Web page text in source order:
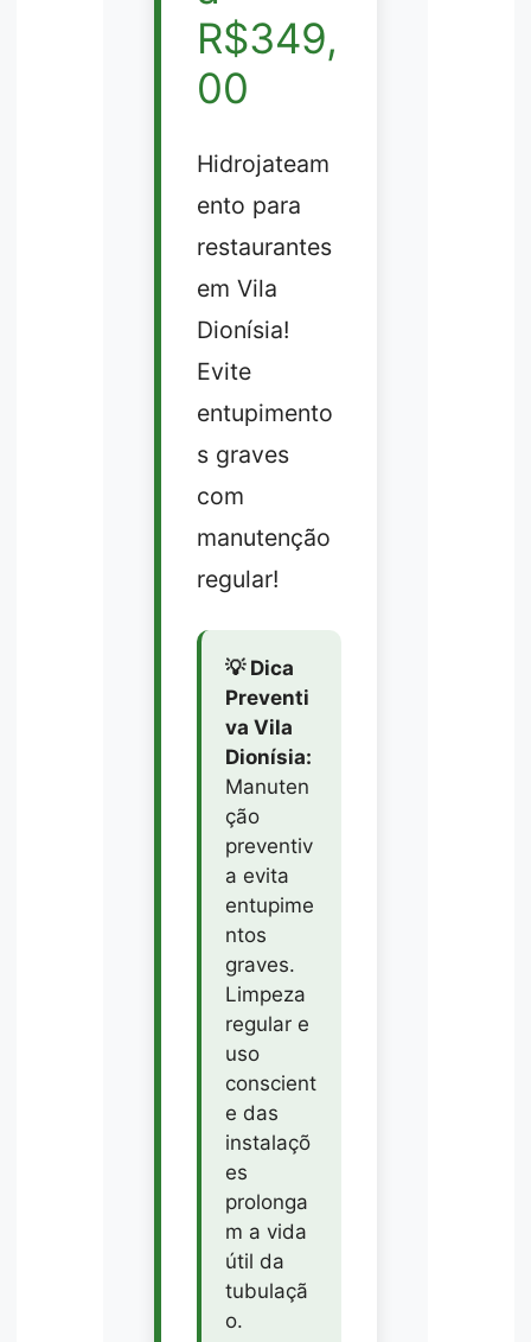
R$349,
00
Hidrojateam
ento para
restaurantes
em Vila
Dionísia!
Evite
entupimento
s graves
com
manutenção
regular!
💡 Dica
Preventi
va Vila
Dionísia:
Manuten
ção
preventiv
a evita
entupime
ntos
graves.
Limpeza
regular e
uso
conscient
e das
instalaçõ
es
prolonga
m a vida
útil da
tubulaçã
o.